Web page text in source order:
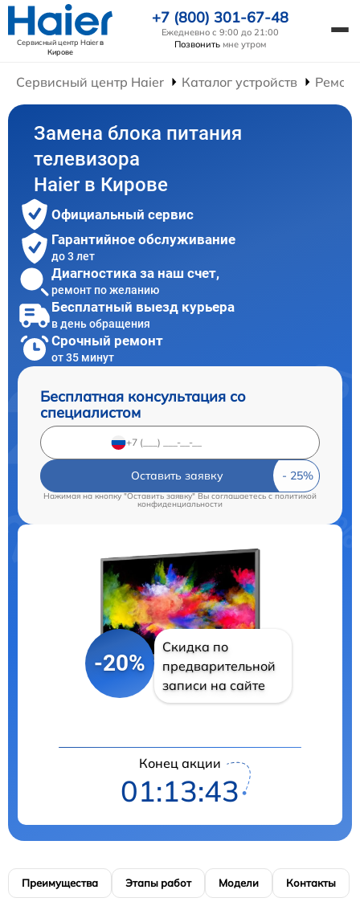
Сервисный центр Haierв
Кирове
+7 (800) 301-67-48
Ежедневно с 9:00 до 21:00
Позвонить мне утром
Сервисный центр Haier Каталог устройств
Замена блока питания
телевизора
Haier в Кирове
Официальный сервис
Гарантийное обслуживание
до 3 лет
Диагностика за наш счет,
ремонт по желанию
Бесплатный выезд курьера
в день обращения
Срочный ремонт
от 35 минут
Бесплатная консультация со
специалистом
Оставить заявку
Нажимая на кнопку "Оставить заявку" Вы соглашаетесь cполитикой
конфиденциальности
-20%
Скидка по
предварительной
записи на сайте
Конец акции
01:13:42
Преимущества Этапы работ Модели Контакты